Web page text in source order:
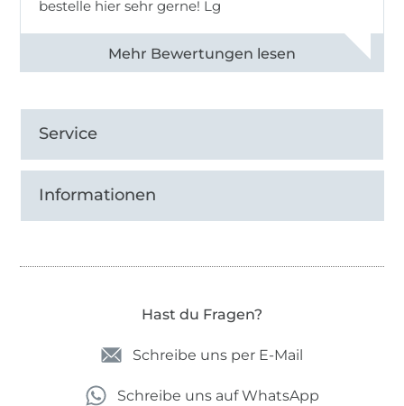
bestelle hier sehr gerne! Lg
Alle 83031 Bewertungen ansehen
Service
Informationen
Hast du Fragen?
Schreibe uns per E-Mail
Schreibe uns auf WhatsApp